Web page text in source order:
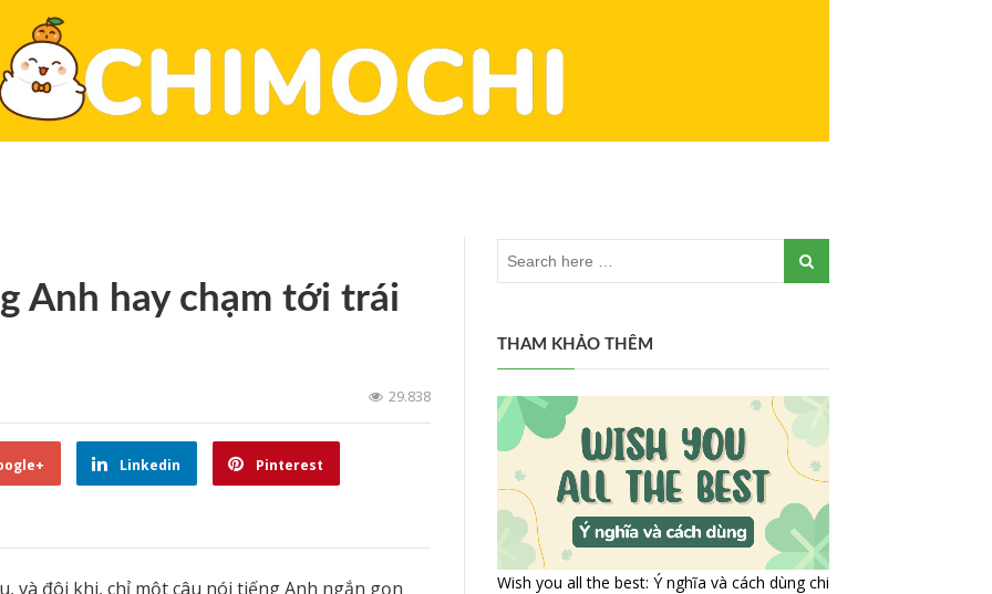
Anh hay chạm tới trái
29.838
Linkedin Pinterest
và đôi khi, chỉ một câu nói tiếng Anh ngắn gọn
THAM KHẢO THÊM
Wish you all the best: Ý nghĩa và cách dùng chi